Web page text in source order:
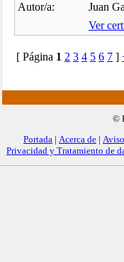
Autor/a:
Juan
Ver
[ Página 1 2 3 4 5 6 7 ]
©
Portada | Acerca de |
Privacidad y Tratamiento de